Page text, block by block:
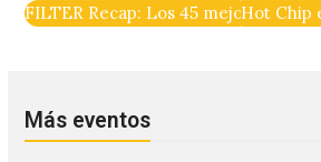
FILTER Recap: Los 45 mejores EP
Hot Chip
Más eventos